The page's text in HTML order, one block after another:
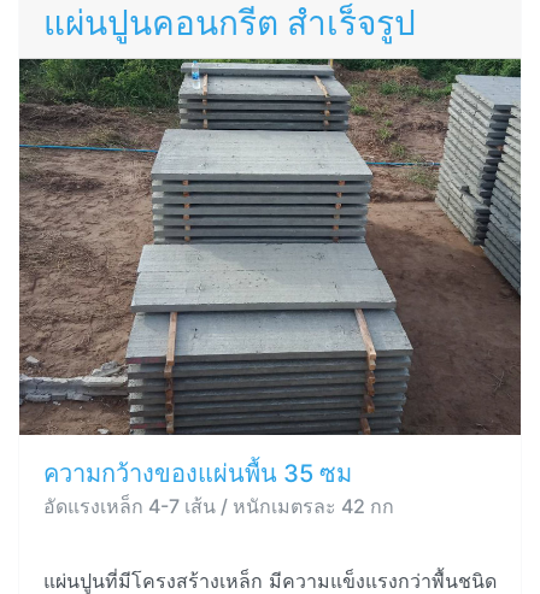
แผ่นปูนคอนกรีต สำเร็จรูป
ความกว้างของแผ่นพื้น 35 ซม
อัดแรงเหล็ก 4-7 เส้น / หนักเมตรละ 42 กก
แผ่นปูนที่มีโครงสร้างเหล็ก มีความแข็งแรงกว่าพื้นชนิด